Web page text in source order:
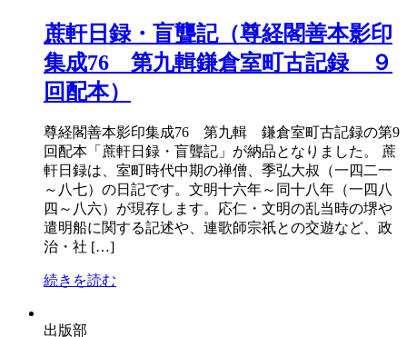
蔗軒日録・盲聾記（尊経閣善本影印
集成76 第九輯鎌倉室町古記録 ９
回配本）
尊経閣善本影印集成76 第九輯 鎌倉室町古記録の第9
回配本「蔗軒日録・盲聾記」が納品となりました。 蔗
軒日録は、室町時代中期の禅僧、季弘大叔（一四二一
～八七）の日記です。文明十六年～同十八年（一四八
四～八六）が現存します。応仁・文明の乱当時の堺や
遣明船に関する記述や、連歌師宗祇との交遊など、政
治・社 […]
続きを読む
出版部